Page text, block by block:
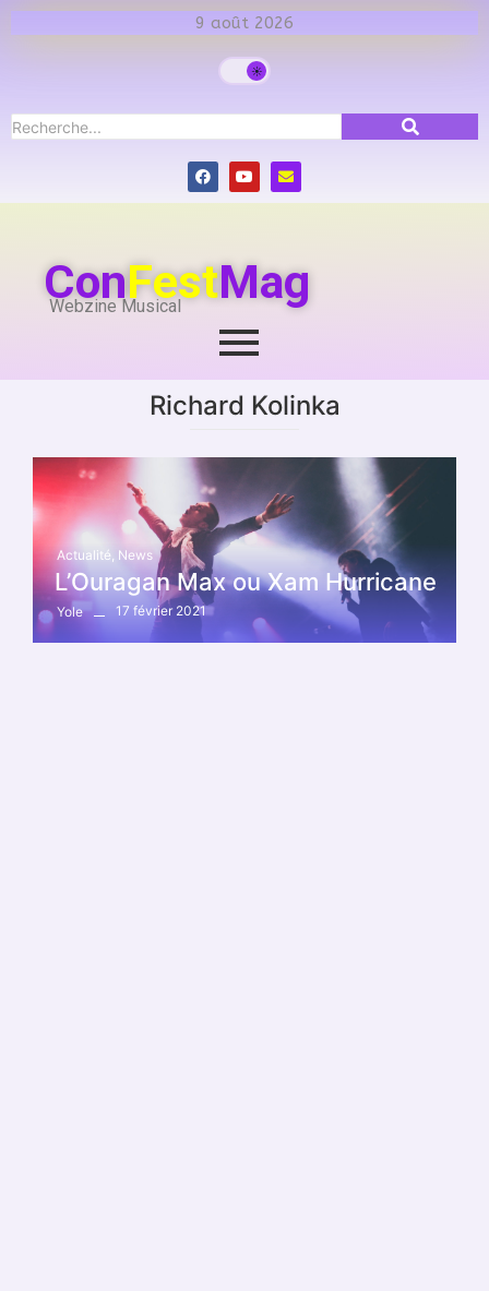
9 août 2026
ConFestMag
Webzine Musical
Richard Kolinka
Actualité, News
L’Ouragan Max ou Xam Hurricane
Yole 17 février 2021